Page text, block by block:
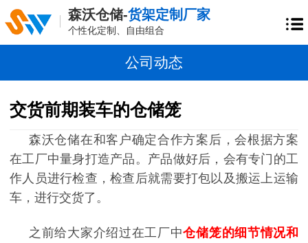
森沃仓储-货架定制厂家
个性化定制、自由组合
公司动态
交货前期装车的仓储笼
森沃仓储在和客户确定合作方案后，会根据方案
在工厂中量身打造产品。产品做好后，会有专门的工
作人员进行检查，检查后就需要打包以及搬运上运输
车，进行交货了。
之前给大家介绍过在工厂中仓储笼的细节情况和